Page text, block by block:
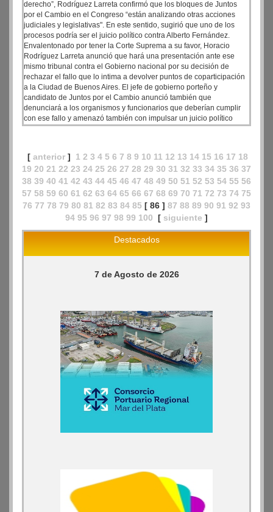
derecho”, Rodríguez Larreta confirmó que los bloques de Juntos
por el Cambio en el Congreso “están analizando otras acciones
judiciales y legislativas". En este sentido, sugirió que uno de los
procesos podría ser el juicio político contra Alberto Fernández.
Envalentonado por tener la Corte Suprema a su favor, Horacio
Rodríguez Larreta anunció que hará una presentación ante ese
mismo tribunal contra el Gobierno nacional por su decisión de
rechazar el fallo que lo intima a devolver puntos de coparticipación
a la Ciudad de Buenos Aires. El jefe de gobierno porteño y
candidato de Juntos por el Cambio anunció también que
denunciará a los organismos y funcionarios que deberían cumplir
con ese fallo y amenazó también con impulsar un juicio político
contra el presidente Alberto Fernández.
[ anterior ] 1 2 3 4 5 6 7 8 9 10 11 12 13 14 15 16 17 18
19 20 21 22 23 24 25 26 27 28 29 30 31 32 33 34 35 36 37
38 39 40 41 42 43 44 45 46 47 48 49 50 51 52 53 54 55 56
57 58 59 60 61 62 63 64 65 66 67 68 69 70 71 72 73 74 75
76 77 78 79 80 81 82 83 84 85 [ 86 ] 87 88 89 90 91 92 93
94 95 96 97 98 99 100 [ siguiente ]
Destacados
7 de Agosto de 2026